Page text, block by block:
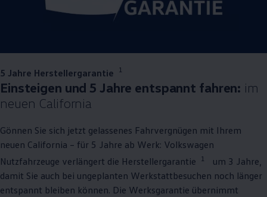
5 Jahre Herstellergarantie 1
Einsteigen und 5 Jahre entspannt fahren: im
neuen California
Gönnen Sie sich jetzt gelassenes Fahrvergnügen mit Ihrem
neuen California – für 5 Jahre ab Werk: Volkswagen
Nutzfahrzeuge verlängert die Herstellergarantie 1
um 3 Jahre,
damit Sie auch bei ungeplanten Werkstattbesuchen noch länger
entspannt bleiben können. Die Werksgarantie übernimmt